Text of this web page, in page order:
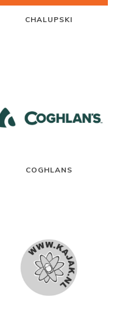
CHALUPSKI
COGHLANS